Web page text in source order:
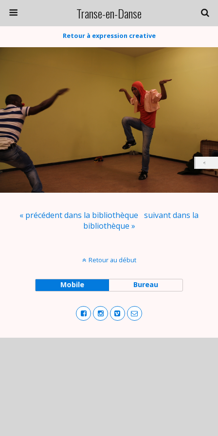
Transe-en-Danse
Retour à expression creative
« précédent dans la bibliothèque suivant dans la
bibliothèque »
Retour au début
Mobile Bureau